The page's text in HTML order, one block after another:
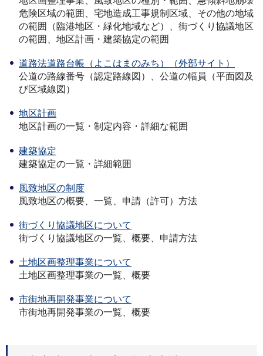
危険区域の範囲、宅地造成工事規制区域、その他の地域
の範囲（臨港地区・緑化地域など）、街づくり協議地区
の範囲、地区計画・建築協定の範囲
道路法道路台帳（よこはまのみち）（外部サイト）
公道の路線番号（認定路線図）、公道の幅員（平面図及
び区域線図）
地区計画
地区計画の一覧・制定内容・詳細な範囲
建築協定
建築協定の一覧・詳細範囲
風致地区の制度
風致地区の概要、一覧、申請（許可）方法
街づくり協議地区について
街づくり協議地区の一覧、概要、申請方法
土地区画整理事業について
土地区画整理事業の一覧、概要
市街地再開発事業について
市街地再開発事業の一覧、概要